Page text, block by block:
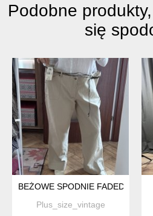
Podobne
się
BEŻOWE SPODNIE FADED
Plus_size_vintage